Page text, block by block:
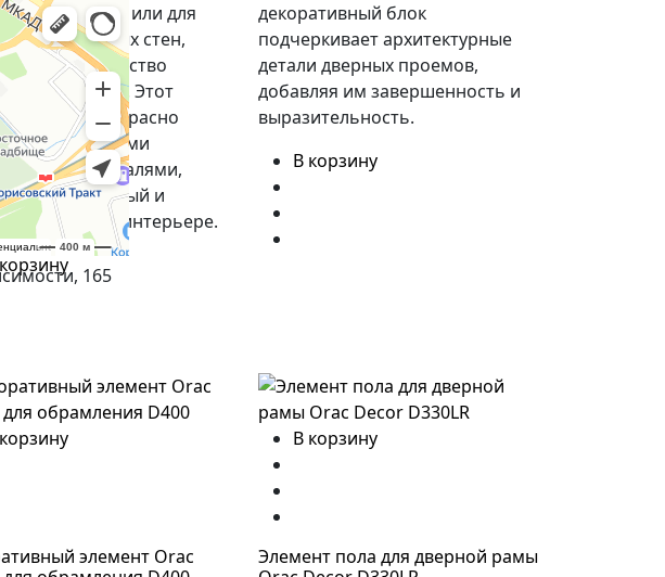
165
акцентов или для
целых стен,
в пространство
интерес. Этот
декора прекрасно
с другими
деталями,
завершенный и
вид в интерьере.
декоративный блок
подчеркивает архитектурные
детали дверных проемов,
добавляя им завершенность и
выразительность.
В корзину
элемент Orac
В корзину
Элемент пола для дверной рамы